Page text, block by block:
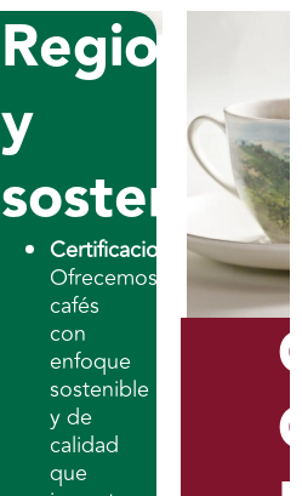
Regionales
y
Certificaciones:
Ofrecemos
cafés
con
enfoque
sostenible
y de
calidad
que